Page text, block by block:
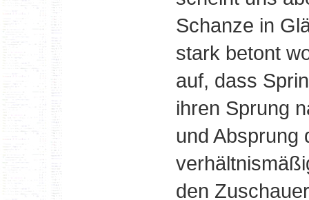
Schanze in
stark betont
auf, dass
ihren Sprung
und Absprung
den